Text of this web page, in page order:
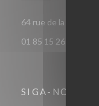
64 rue de la Croix
01 85 15 26 89
SIGA-NOS